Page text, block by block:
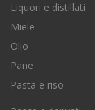
Liquori e distillati
Miele
Olio
Pane
Pasta e riso